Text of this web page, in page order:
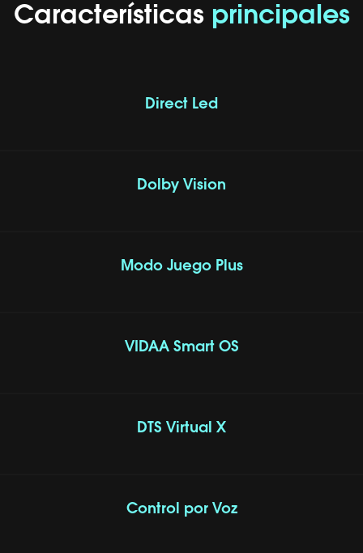
Características principales
Direct Led
Dolby Vision
Modo Juego Plus
VIDAA Smart OS
DTS Virtual X
Control por Voz